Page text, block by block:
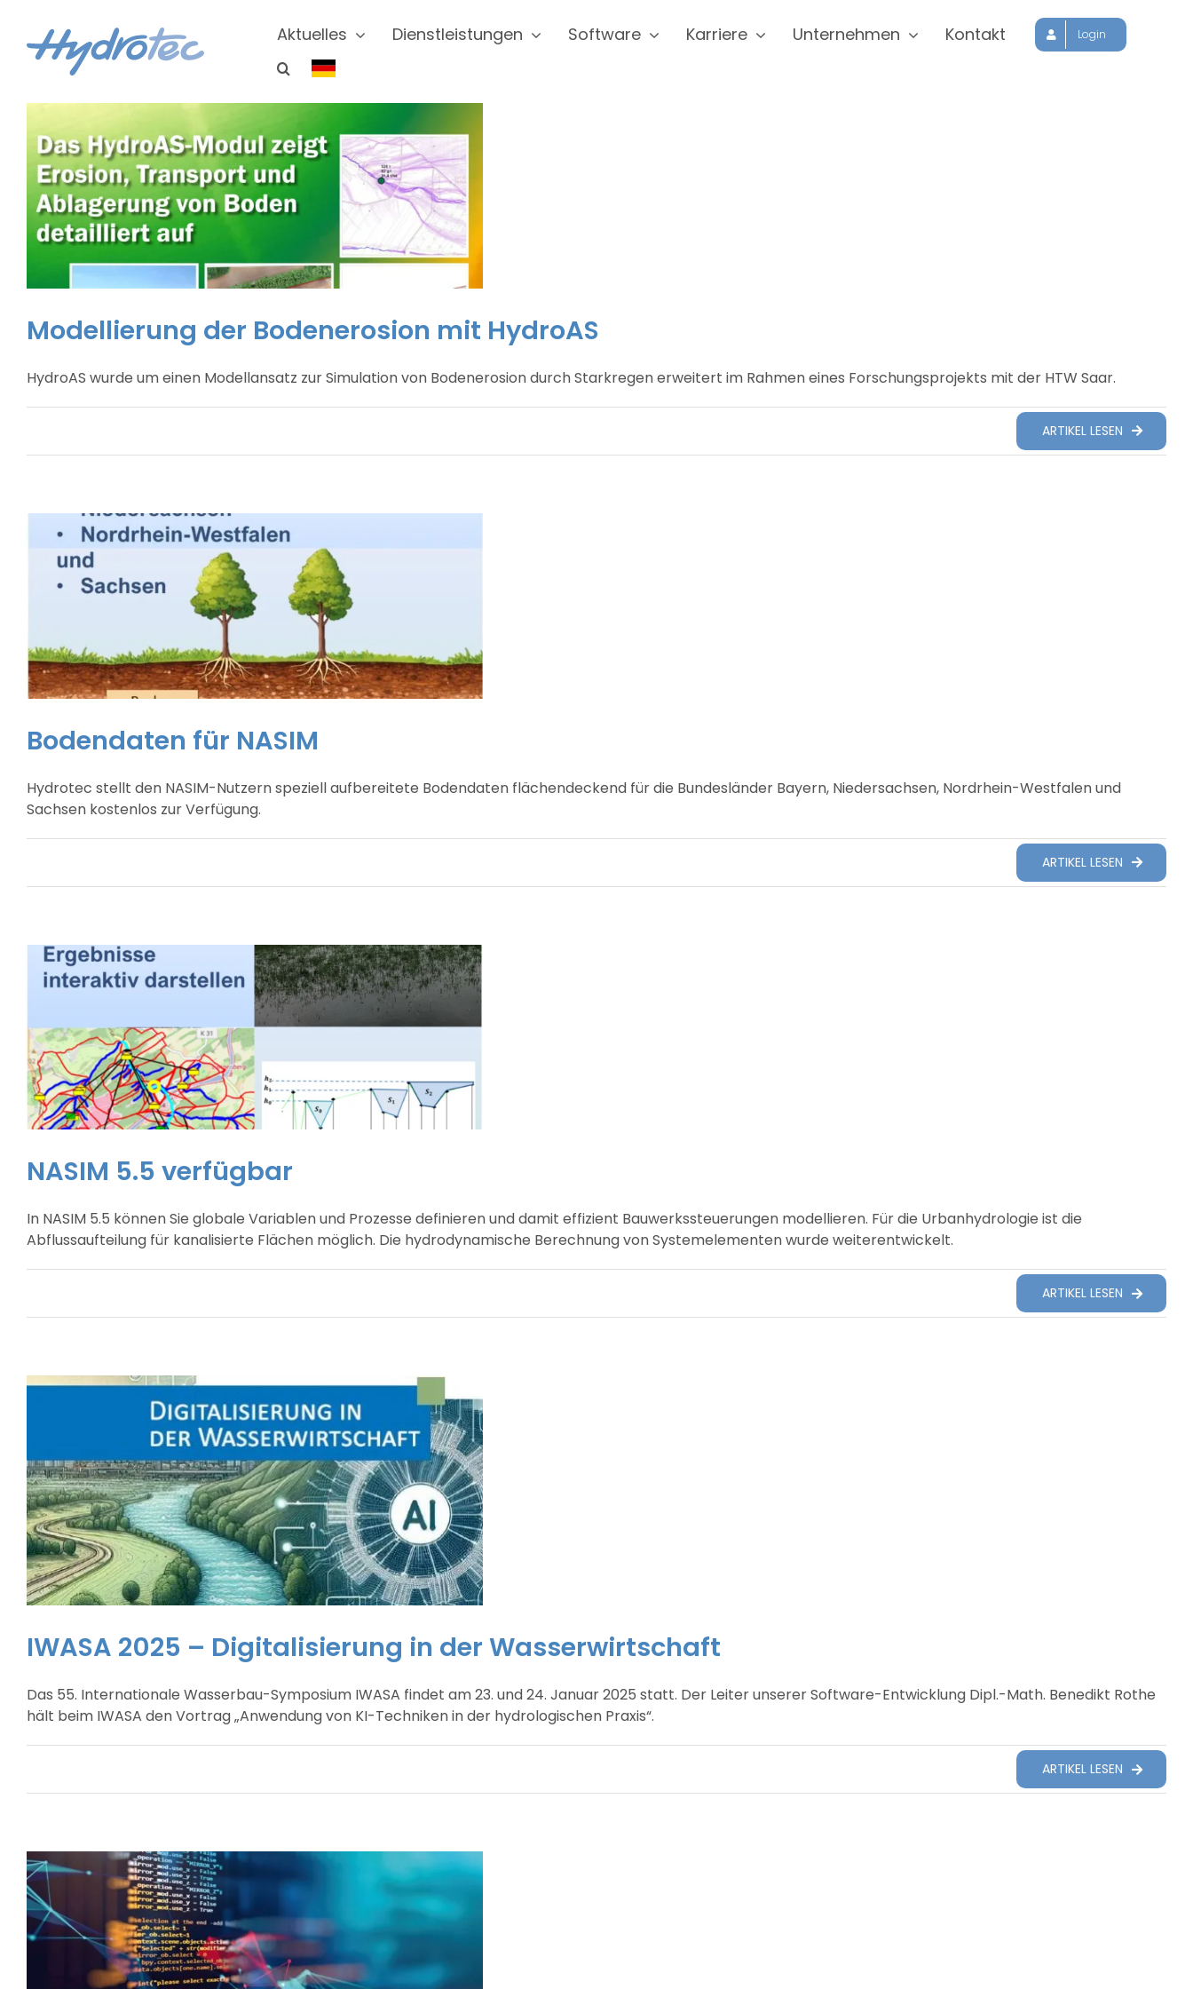
springen
Aktuelles Dienstleistungen Software Karriere Unternehmen Kontakt Login
Modellierung der Bodenerosion mit HydroAS
HydroAS wurde um einen Modellansatz zur Simulation von Bodenerosion durch Starkregen erweitert im Rahmen eines Forschungsprojekts mit der HTW Saar.
ARTIKEL LESEN
Bodendaten für NASIM
Hydrotec stellt den NASIM-Nutzern speziell aufbereitete Bodendaten flächendeckend für die Bundesländer Bayern, Niedersachsen, Nordrhein-Westfalen und
Sachsen kostenlos zur Verfügung.
ARTIKEL LESEN
NASIM 5.5 verfügbar
In NASIM 5.5 können Sie globale Variablen und Prozesse definieren und damit effizient Bauwerkssteuerungen modellieren. Für die Urbanhydrologie ist die
Abflussaufteilung für kanalisierte Flächen möglich. Die hydrodynamische Berechnung von Systemelementen wurde weiterentwickelt.
ARTIKEL LESEN
IWASA 2025 – Digitalisierung in der Wasserwirtschaft
Das 55. Internationale Wasserbau-Symposium IWASA findet am 23. und 24. Januar 2025 statt. Der Leiter unserer Software-Entwicklung Dipl.-Math. Benedikt Rothe
hält beim IWASA den Vortrag „Anwendung von KI-Techniken in der hydrologischen Praxis“.
ARTIKEL LESEN